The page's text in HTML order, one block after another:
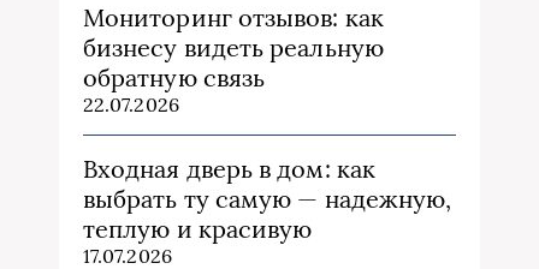
Мониторинг отзывов: как
бизнесу видеть реальную
обратную связь
22.07.2026
Входная дверь в дом: как
выбрать ту самую — надежную,
теплую и красивую
17.07.2026